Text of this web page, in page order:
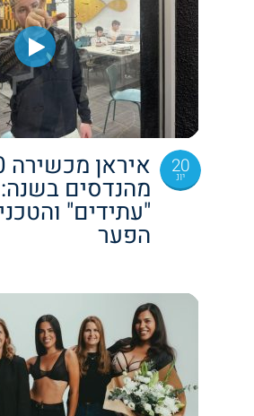
20
יונ מהנדסים
"עתידים"
הפער